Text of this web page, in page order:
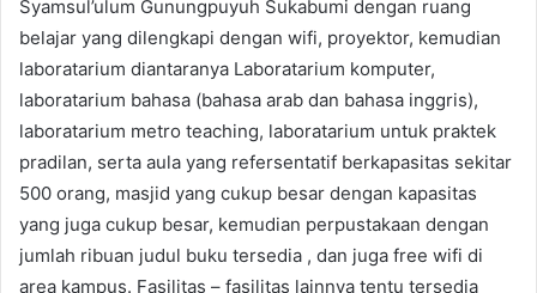
Syamsul’ulum Gunungpuyuh Sukabumi dengan ruang
belajar yang dilengkapi dengan wifi, proyektor, kemudian
laboratarium diantaranya Laboratarium komputer,
laboratarium bahasa (bahasa arab dan bahasa inggris),
laboratarium metro teaching, laboratarium untuk praktek
pradilan, serta aula yang refersentatif berkapasitas sekitar
500 orang, masjid yang cukup besar dengan kapasitas
yang juga cukup besar, kemudian perpustakaan dengan
jumlah ribuan judul buku tersedia , dan juga free wifi di
area kampus. Fasilitas – fasilitas lainnya tentu tersedia